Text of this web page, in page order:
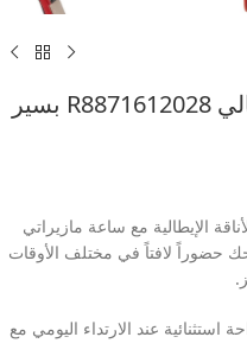
ساعة مازيراتي تراجواردو رجالي R8871612028 بسير
الإيطالية مع ساعة مازيراتي
حضوراً لافتاً في مختلف الأوقات
استثنائية عند الارتداء اليومي مع